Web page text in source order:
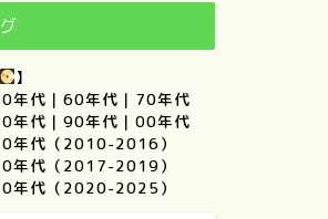
】
年代 ｜ 60年代 ｜ 70年代
年代 ｜ 90年代 ｜ 00年代
年代（2010-2016）
年代（2017-2019）
年代（2020-2025）